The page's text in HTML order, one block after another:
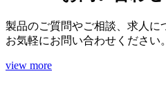
製品のご質問やご相談、求人に
お気軽にお問い合わせください。
view more